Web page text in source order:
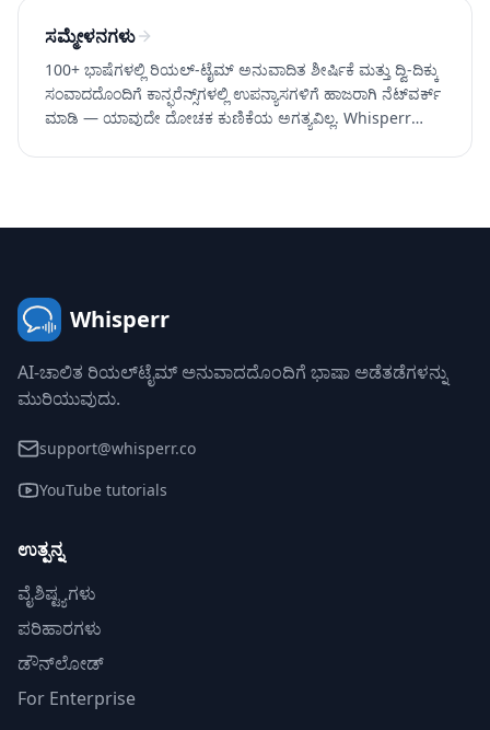
ಸಮ್ಮೇಳನಗಳು
100+ ಭಾಷೆಗಳಲ್ಲಿ ರಿಯಲ್-ಟೈಮ್ ಅನುವಾದಿತ ಶೀರ್ಷಿಕೆ ಮತ್ತು ದ್ವಿ-ದಿಕ್ಕು
ಸಂವಾದದೊಂದಿಗೆ ಕಾನ್ಫರೆನ್ಸ್‌ಗಳಲ್ಲಿ ಉಪನ್ಯಾಸಗಳಿಗೆ ಹಾಜರಾಗಿ ನೆಟ್‌ವರ್ಕ್
ಮಾಡಿ — ಯಾವುದೇ ದೋಚಕ ಕುಣಿಕೆಯ ಅಗತ್ಯವಿಲ್ಲ. Whisperr
Whisperr
AI-ಚಾಲಿತ ರಿಯಲ್‌ಟೈಮ್ ಅನುವಾದದೊಂದಿಗೆ ಭಾಷಾ ಅಡೆತಡೆಗಳನ್ನು
ಮುರಿಯುವುದು.
support@whisperr.co
YouTube tutorials
ಉತ್ಪನ್ನ
ವೈಶಿಷ್ಟ್ಯಗಳು
ಪರಿಹಾರಗಳು
ಡೌನ್‌ಲೋಡ್
For Enterprise